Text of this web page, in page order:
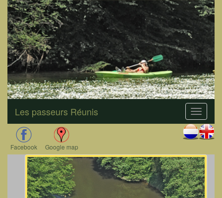
Les passeurs Réunis
Facebook Google map